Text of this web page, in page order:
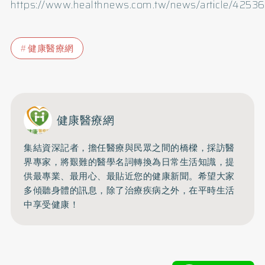
https://www.healthnews.com.tw/news/article/
健康醫療網
健康醫療網
集結資深記者，擔任醫療與民眾之間的橋樑，採訪醫
界專家，將艱難的醫學名詞轉換為日常生活知識，提
供最專業、最用心、最貼近您的健康新聞。希望大家
多傾聽身體的訊息，除了治療疾病之外，在平時生活
中享受健康！